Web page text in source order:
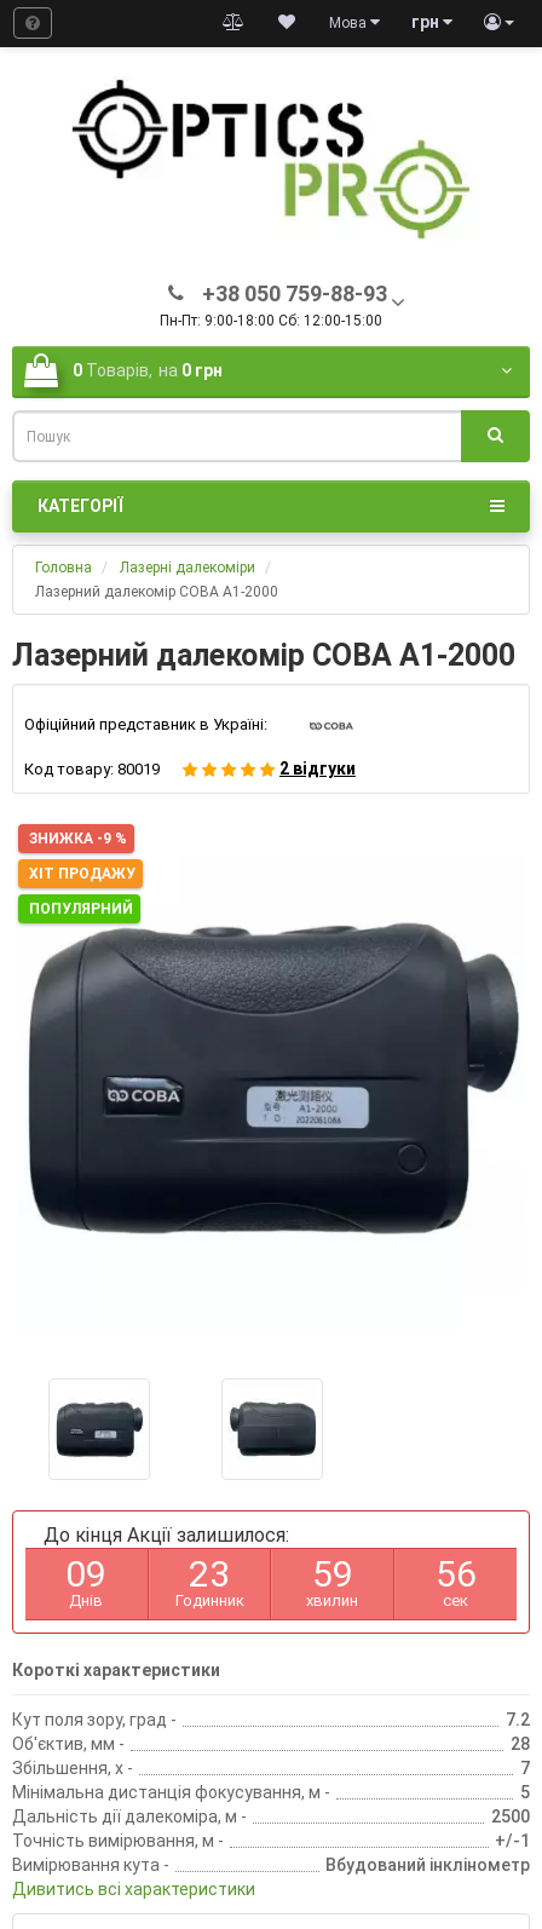
грн
Мова
+38 050 759-88-93
Пн-Пт: 9:00-18:00 Сб: 12:00-15:00
0 Товарів, на 0 грн
КАТЕГОРІЇ
Головна
Лазерні далекоміри
Лазерний далекомір COBA A1-2000
Лазерний далекомір COBA A1-2000
Офіційний представник в Україні:
Код товару: 80019 2 відгуки
ЗНИЖКА -9 %
ХІТ ПРОДАЖУ
ПОПУЛЯРНИЙ
До кінця Акції залишилося:
09
Днів
23
Годинник
59
хвилин
56
сек
Короткі характеристики
Кут поля зору, град -
7.2
Об'єктив, мм -
28
Збільшення, х -
7
Мінімальна дистанція фокусування, м -
5
Дальність дії далекоміра, м -
2500
Точність вимірювання, м -
+/-1
Вимірювання кута -
Вбудований інклінометр
Дивитись всі характеристики